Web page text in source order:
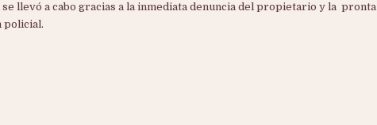
llevó a cabo gracias a la inmediata denuncia del propietario y la pronta
policial.